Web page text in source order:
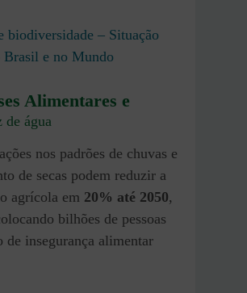
biodiversidade – Situação
Brasil e no Mundo
Alimentares e
de água
nos padrões de chuvas e
de secas podem reduzir a
agrícola em 20% até 2050,
bilhões de pessoas
de insegurança alimentar